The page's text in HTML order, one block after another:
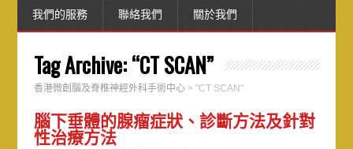
我們的服務 聯絡我們 關於我們
Tag Archive:“CT SCAN”
香港微創腦及脊椎神經外科手術中心> "CT SCAN"
腦下垂體的腺瘤症狀、診斷方法及針對
性治療方法